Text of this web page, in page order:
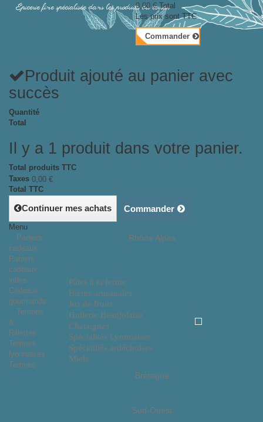
Épicerie fine spécialisée dans les produits du terroir
0,00 € Total
Les prix sont TTC
Commander
Produit ajouté au panier avec
succès
Quantité
Total
Il y a 1 produit dans votre panier.
Total produits TTC
Taxes 0,00 €
Total TTC
Continuer mes achats Commander
Rhône Alpes
Pâtes à la ferme
Bières artisanales
Jus de fruits
Huilerie Beaujolaise
Chataignes
Spécialités Lyonnaises
Spécialités ardéchoises
Miels
Bretagne
Sud-Ouest
Menu
Paniers
cadeaux
Paniers
cadeaux
vides
Cadeaux
gourmands
Terrines
&
Rillettes
Terrines
lyonnaises
Terrines